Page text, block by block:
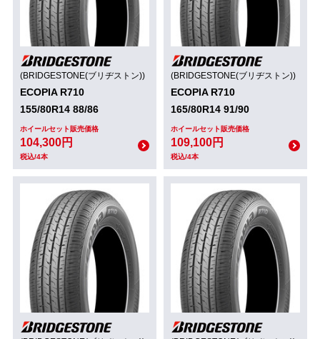
(BRIDGESTONE(ブリヂストン))
ECOPIA R710
155/80R14 88/86
ホイールセット販売価格
104,300円
税込/4本
(BRIDGESTONE(ブリヂストン))
ECOPIA R710
165/80R14 91/90
ホイールセット販売価格
109,100円
税込/4本